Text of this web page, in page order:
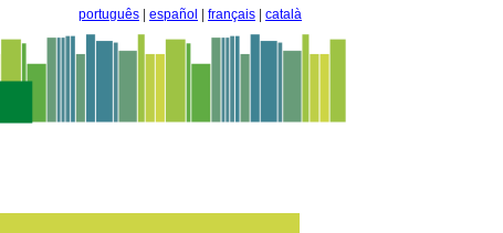
português español français català